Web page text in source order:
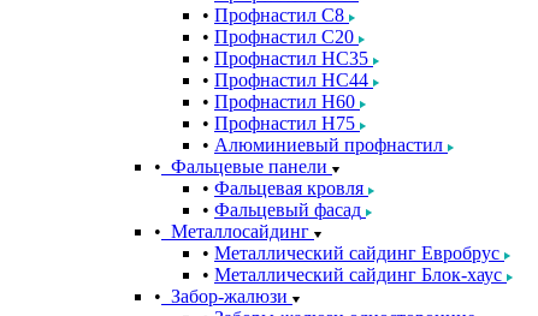
Профнастил С8
Профнастил С20
Профнастил НС35
Профнастил НС44
Профнастил Н60
Профнастил Н75
Алюминиевый профнастил
Фальцевые панели
Фальцевая кровля
Фальцевый фасад
Металлосайдинг
Металлический сайдинг Евробрус
Металлический сайдинг Блок-хаус
Забор-жалюзи